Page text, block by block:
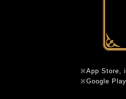
※App Store,
※Google Play